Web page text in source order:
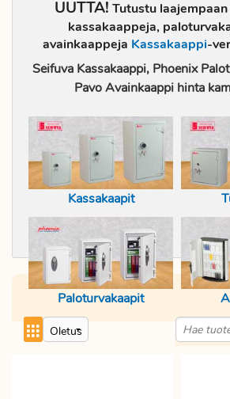
suojaa asiakirjoja
omaisuutta tulipalon
Paloturvakaapeissa
Kassakaapit
ne ovat
toimiston tietojen
hankkimalla
paloturvakaappi.
toimitus.
rahtivapaasti.
paloturvakaappeja
UUTTA! Tutustu
kassakaappeja,
avainkaappeja Kassakaappi-
Seifuva Kassakaappi, Phoenix
Pavo Avainkaappi hinta
Kassakaapit
Paloturvakaapit